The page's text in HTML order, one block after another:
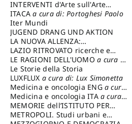
INTERVENTI d'Arte sull'Arte
dedicata alla cultura della
conservazione d’arte
Fondazione Paola Droghetti onlus
ITACAa cura di: Portoghesi Paolo
Iter Mundi
JUGEND DRANG UND AKTION
LA NUOVA ALLENZA:
ARCHITETTURA & AMBIENTE
LAZIO RITROVATO ricerche e
restauri
LE RAGIONI DELL'UOMOa cura di:
Lombardi Satriani Luigi
Le Storie della Storia
LUXFLUX a cura di: Lux Simonetta
Medicina e oncologia ENG a cura
di: Lopez Massimo
Medicina e oncologia ITA a cura
di: Lopez Massimo
MEMORIE dell’ISTITUTO PER
STORIA DEL RISORGIMENTO
METROPOLI. Studi urbani e